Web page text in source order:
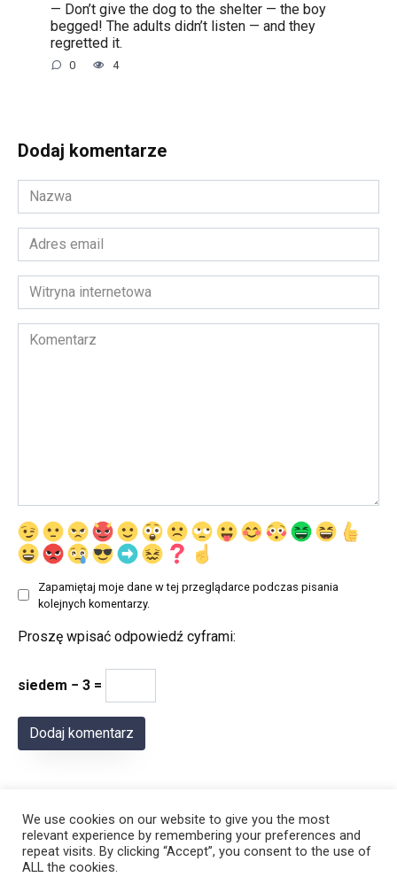
— Don’t give the dog to the shelter — the boy
begged! The adults didn’t listen — and they
regretted it.
0 4
Dodaj komentarze
Nazwa
*
Adres
email
*Witryna
internetowa
Komentarz
Zapamiętaj moje dane w tej przeglądarce podczas pisania
kolejnych komentarzy.
Proszę wpisać odpowiedź cyframi:
siedem − 3 =
We use cookies on our website to give you the most
relevant experience by remembering your preferences and
repeat visits. By clicking “Accept”, you consent to the use of
ALL the cookies.